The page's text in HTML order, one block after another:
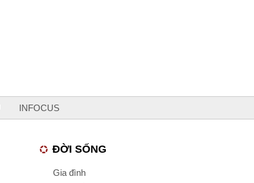
INFOCUS
ĐỜI SỐNG
Gia đình